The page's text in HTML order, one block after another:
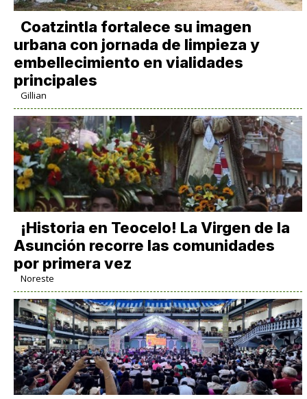
Coatzintla fortalece su imagen
urbana con jornada de limpieza y
embellecimiento en vialidades
principales
Gillian
​¡Historia en Teocelo! La Virgen de la
Asunción recorre las comunidades
por primera vez
Noreste